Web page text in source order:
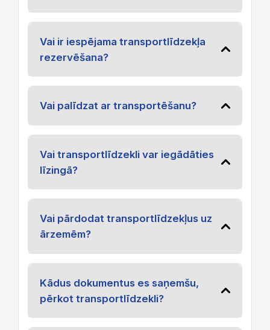
Vai ir iespējama transportlīdzekļa
rezervēšana?
Vai palīdzat ar transportēšanu?
Vai transportlīdzekli var iegādāties
līzingā?
Vai pārdodat transportlīdzekļus uz
ārzemēm?
Kādus dokumentus es saņemšu,
pērkot transportlīdzekli?